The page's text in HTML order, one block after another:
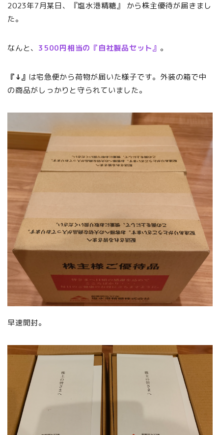
2023年7月某日、『塩水港精糖』 から株主優待が届きまし
た。
なんと、 3500円相当の『自社製品セット』 。
『↓』 は宅急便から荷物が届いた様子です。外装の箱で中
の商品がしっかりと守られていました。
早速開封。